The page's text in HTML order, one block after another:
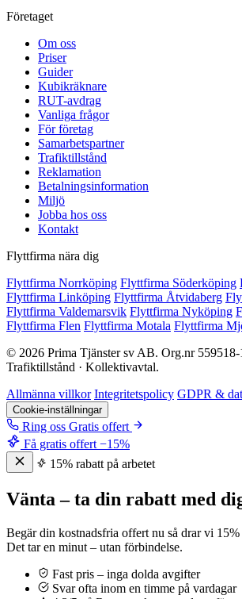
Företaget
Om oss
Priser
Guider
Kubikräknare
RUT-avdrag
Vanliga frågor
För företag
Samarbetspartner
Trafiktillstånd
Reklamation
Betalningsinformation
Miljö
Jobba hos oss
Kontakt
Flyttfirma nära dig
Flyttfirma Norrköping Flyttfirma Söderköping
Flyttfirma Linköping Flyttfirma Åtvidaberg
Flyttfirma Valdemarsvik Flyttfirma Nyköping
Flyttfirma Flen Flyttfirma Motala Flyttfirma
© 2026 Prima Tjänster sv AB. Org.nr 559518-
Trafiktillstånd · Kollektivavtal.
Allmänna villkor Integritetspolicy GDPR &
Cookie-inställningar
Ring oss Gratis offert
Få gratis offert −15%
15% rabatt på arbetet
Vänta – ta din rabatt med
Begär din kostnadsfria offert nu så drar vi 15%
Det tar en minut – utan förbindelse.
Fast pris – inga dolda avgifter
Svar ofta inom en timme på vardagar